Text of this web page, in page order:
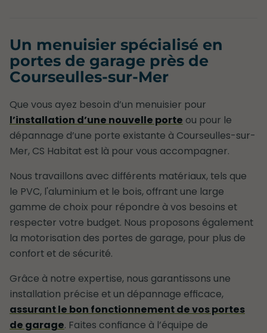
Un menuisier spécialisé en
portes de garage près de
Courseulles-sur-Mer
Que vous ayez besoin d’un menuisier pour
l’installation d’une nouvelle porte ou pour le
dépannage d’une porte existante à Courseulles-sur-
Mer, CS Habitat est là pour vous accompagner.
Nous travaillons avec différents matériaux, tels que
le PVC, l'aluminium et le bois, offrant une large
gamme de choix pour répondre à vos besoins et
respecter votre budget. Nous proposons également
la motorisation des portes de garage, pour plus de
confort et de sécurité.
Grâce à notre expertise, nous garantissons une
installation précise et un dépannage efficace,
assurant le bon fonctionnement de vos portes
de garage. Faites confiance à l’équipe de